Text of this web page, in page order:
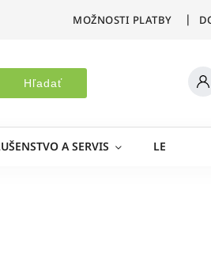
MOŽNOSTI PLATBY
Hľadať
A SERVIS LETNÉ